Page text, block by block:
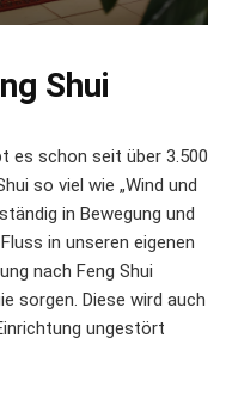
Shui
es schon seit über 3.500
so viel wie „Wind und
in Bewegung und
in unseren eigenen
nach Feng Shui
sorgen. Diese wird auch
ungestört